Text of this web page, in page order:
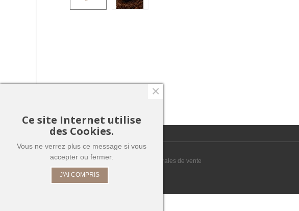
© 2025 Café Bogota. All Rights Reserved
Mentions légales
Conditions générales de vente
Ce site Internet utilise
des Cookies.
Vous ne verrez plus ce message si vous
accepter ou fermer.
J'AI COMPRIS
×